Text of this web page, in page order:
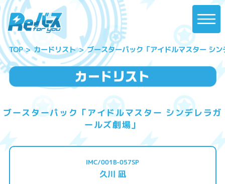
TOP カードリスト ブースターパック「アイドルマスター シ
ブースターパック「アイドルマスター シンデレラガ
ールズ劇場」
IMC/001B-057SP
久川 凪